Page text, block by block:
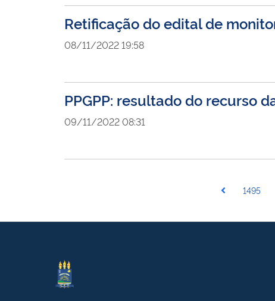
Retificação do edital de
08/11/2022 19:58
PPGPP: resultado do recurso
09/11/2022 08:31
1495